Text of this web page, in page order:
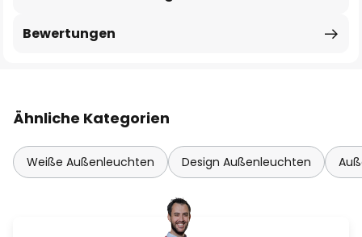
Bewertungen
Ähnliche Kategorien
Weiße Außenleuchten Design Außenleuchten